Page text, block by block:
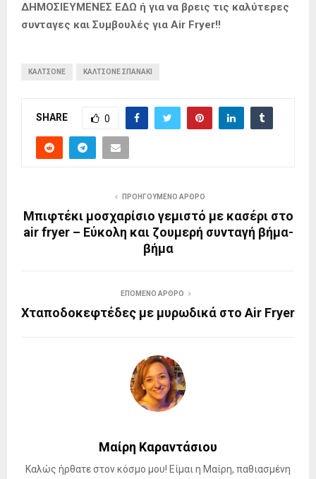
ΔΗΜΟΣΙΕΥΜΕΝΕΣ ΕΔΩ ή για να βρεις τις καλύτερες
συνταγες και Συμβουλές για Air Fryer!!
ΚΑΛΤΣΟΝΕ ΚΑΛΤΣΟΝΕ ΣΠΑΝΑΚΙ
SHARE 0
ΠΡΟΗΓΟΎΜΕΝΟ ΆΡΘΡΟ
Μπιφτέκι μοσχαρίσιο γεμιστό με κασέρι στο
air fryer – Εύκολη και ζουμερή συνταγή βήμα-
βήμα
ΕΠΌΜΕΝΟ ΆΡΘΡΟ
Χταποδοκεφτέδες με μυρωδικά στο Air Fryer
Μαίρη Καραντάσιου
Καλώς ήρθατε στον κόσμο μου! Είμαι η Μαίρη, παθιασμένη